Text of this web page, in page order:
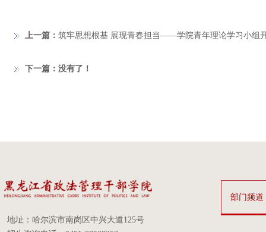
上一篇： 筑牢思想根基 展现青春担当——学院青年理论学习小组
下一篇：没有了！
地址：哈尔滨市南岗区中兴大道125号
部门频道